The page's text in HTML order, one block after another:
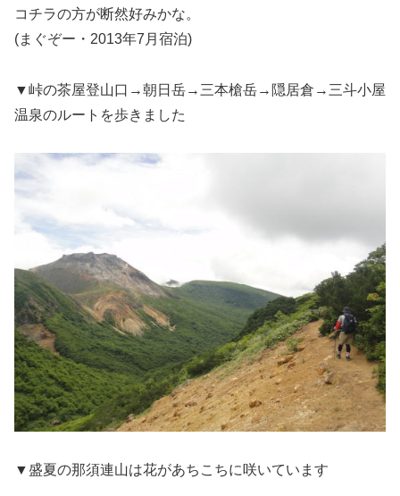
コチラの方が断然好みかな。
(まぐぞー・2013年7月宿泊)
▼峠の茶屋登山口→朝日岳→三本槍岳→隠居倉→三斗小屋
温泉のルートを歩きました
▼盛夏の那須連山は花があちこちに咲いています